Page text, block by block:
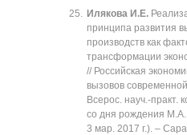
Илякова И.Е.
принципа развития
производств как
трансформации
// Российская
вызовов
Всерос. науч.-практ.
со дня рождения
3 мар. 2017 г.). ‒